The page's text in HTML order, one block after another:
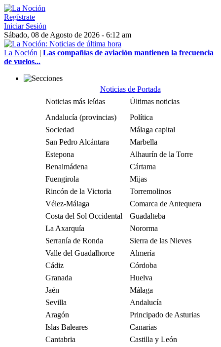
Regístrate
Iniciar Sesión
Sábado, 08 de Agosto de 2026 - 6:12 am
La Noción | Las compañías de aviación mantienen la frecuencia
de vuelos...
Noticias de Portada
Noticias más leídas
Últimas noticias
Andalucía (provincias)
Política
Sociedad
Málaga capital
San Pedro Alcántara
Marbella
Estepona
Alhaurín de la Torre
Benalmádena
Cártama
Fuengirola
Mijas
Rincón de la Victoria
Torremolinos
Vélez-Málaga
Comarca de Antequera
Costa del Sol Occidental
Guadalteba
La Axarquía
Nororma
Serranía de Ronda
Sierra de las Nieves
Valle del Guadalhorce
Almería
Cádiz
Córdoba
Granada
Huelva
Jaén
Málaga
Sevilla
Andalucía
Aragón
Principado de Asturias
Islas Baleares
Canarias
Cantabria
Castilla y León